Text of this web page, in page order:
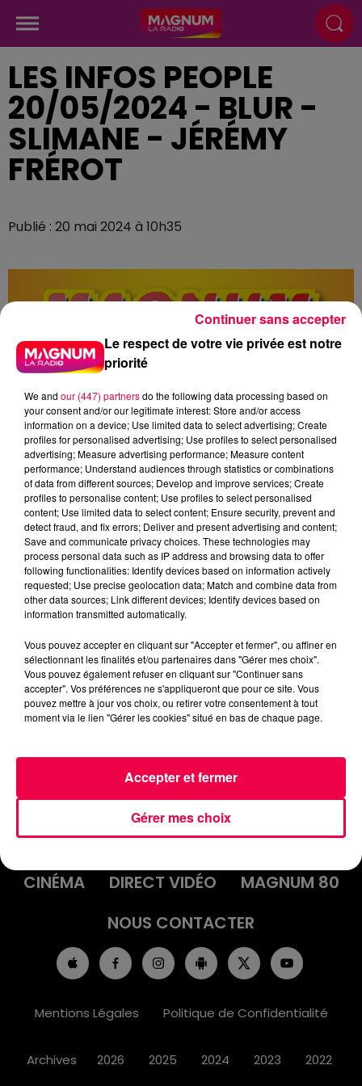
LES INFOS PEOPLE
20/05/2024 - BLUR -
SLIMANE - JÉRÉMY
FRÉROT
Publié : 20 mai 2024 à 10h35
podcasts/2024/05/Infos-People-20052024.mp3
ACCUEIL INFOS
EMISSIONS
AGENDA
JEUX
PODCASTS
CINÉMA
DIRECT VIDÉO
MAGNUM 80
NOUS CONTACTER
Mentions Légales Politique de Confidentialité
Archives 2026 2025 2024 2023 2022
Le respect de votre vie privée est notre
priorité
We and our (447) partnersdo the following data processing based on
your consent and/or our legitimate interest: Store and/or access
information on a device; Use limited data to select advertising; Create
profiles for personalised advertising; Use profiles to select personalised
advertising; Measure advertising performance; Measure content
performance; Understand audiences through statistics or combinations
of data from different sources; Develop and improve services; Create
profiles to personalise content; Use profiles to select personalised
content; Use limited data to select content; Ensure security, prevent and
detect fraud, and fix errors; Deliver and present advertising and content;
Save and communicate privacy choices. These technologies may
process personal data such as IP address and browsing data to offer
following functionalities: Identify devices based on information actively
requested; Use precise geolocation data; Match and combine data from
other data sources; Link different devices; Identify devices based on
information transmitted automatically.
Vous pouvez accepter en cliquant sur "Accepter et fermer", ou affiner en
sélectionnant les finalités et/ou partenaires dans "Gérer mes choix".
Vous pouvez également refuser en cliquant sur "Continuer sans
accepter". Vos préférences ne s'appliqueront que pour ce site. Vous
pouvez mettre à jour vos choix, ou retirer votre consentement à tout
moment via le lien "Gérer les cookies" situé en bas de chaque page.
Gérer mes choix
Accepter et fermer
Continuer sans accepter